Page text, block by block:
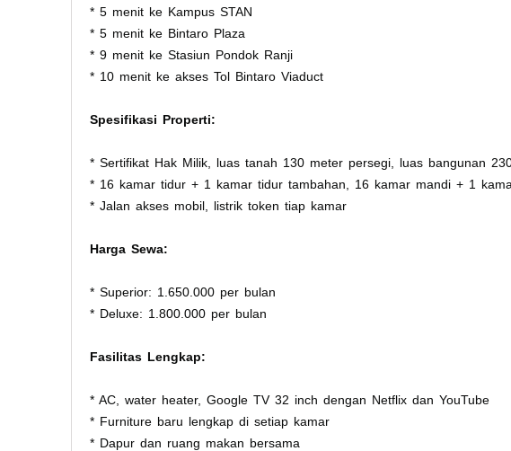
* 5 menit ke Kampus STAN
* 5 menit ke Bintaro Plaza
* 9 menit ke Stasiun Pondok Ranji
* 10 menit ke akses Tol Bintaro Viaduct
Spesifikasi Properti:
* Sertifikat Hak Milik, luas tanah 130 meter persegi, luas bangunan
* 16 kamar tidur + 1 kamar tidur tambahan, 16 kamar mandi + 1
* Jalan akses mobil, listrik token tiap kamar
Harga Sewa:
* Superior: 1.650.000 per bulan
* Deluxe: 1.800.000 per bulan
Fasilitas Lengkap:
* AC, water heater, Google TV 32 inch dengan Netflix dan YouTube
* Furniture baru lengkap di setiap kamar
* Dapur dan ruang makan bersama